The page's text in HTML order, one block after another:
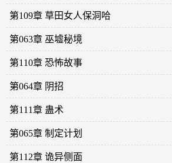
第109章 草田女人保洞哈
第063章 巫墟秘境
第110章 恐怖故事
第064章 阴招
第111章 蛊术
第065章 制定计划
第112章 诡异侧面